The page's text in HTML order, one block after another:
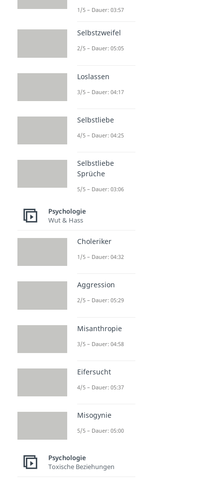
1/5 – Dauer: 03:57
Selbstzweifel
2/5 – Dauer: 05:05
Loslassen
3/5 – Dauer: 04:17
Selbstliebe
4/5 – Dauer: 04:25
Selbstliebe
Sprüche
5/5 – Dauer: 03:06
Psychologie
Wut & Hass
Choleriker
1/5 – Dauer: 04:32
Aggression
2/5 – Dauer: 05:29
Misanthropie
3/5 – Dauer: 04:58
Eifersucht
4/5 – Dauer: 05:37
Misogynie
5/5 – Dauer: 05:00
Psychologie
Toxische Beziehungen